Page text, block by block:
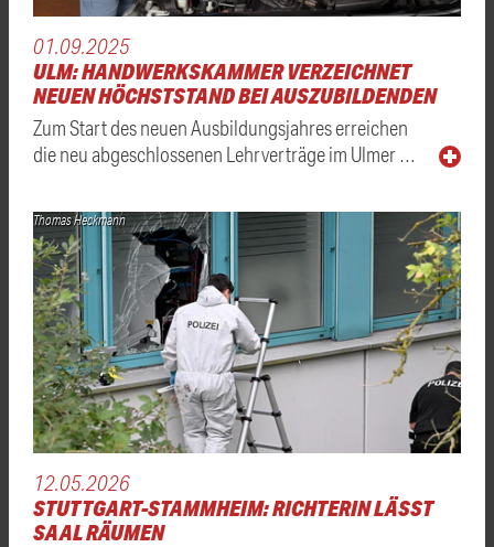
01.09.2025
ULM: HANDWERKSKAMMER VERZEICHNET
NEUEN HÖCHSTSTAND BEI AUSZUBILDENDEN
Zum Start des neuen Ausbildungsjahres erreichen
die neu abgeschlossenen Lehrverträge im Ulmer …
Thomas Heckmann
12.05.2026
STUTTGART-STAMMHEIM: RICHTERIN LÄSST
SAAL RÄUMEN